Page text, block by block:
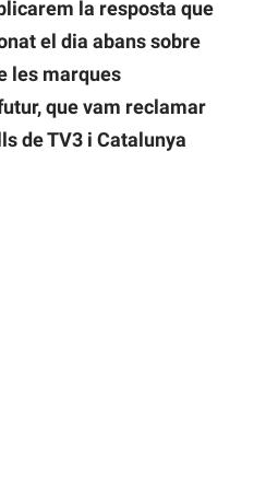
la resposta que
el dia abans sobre
les marques
que vam reclamar
de TV3 i Catalunya